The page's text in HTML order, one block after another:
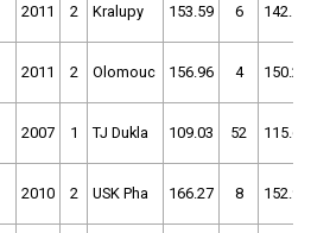
2011 2 Kralupy 153.59 6 142.54
2011 2 Olomouc 156.96 4 150.23
2007 1 TJ Dukla 109.03 52 115.67
2010 2 USK Pha 166.27 8 152.92